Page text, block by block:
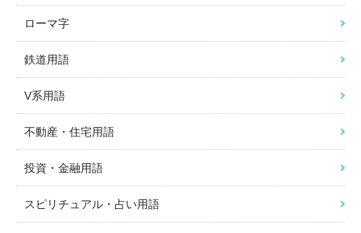
ローマ字
鉄道用語
V系用語
不動産・住宅用語
投資・金融用語
スピリチュアル・占い用語